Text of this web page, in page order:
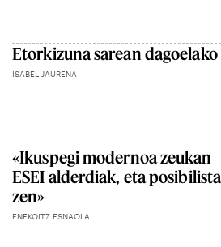
Etorkizuna sarean dagoelako
ISABEL JAURENA
«Ikuspegi modernoa zeukan
ESEI alderdiak, eta posibilista
zen»
ENEKOITZ ESNAOLA